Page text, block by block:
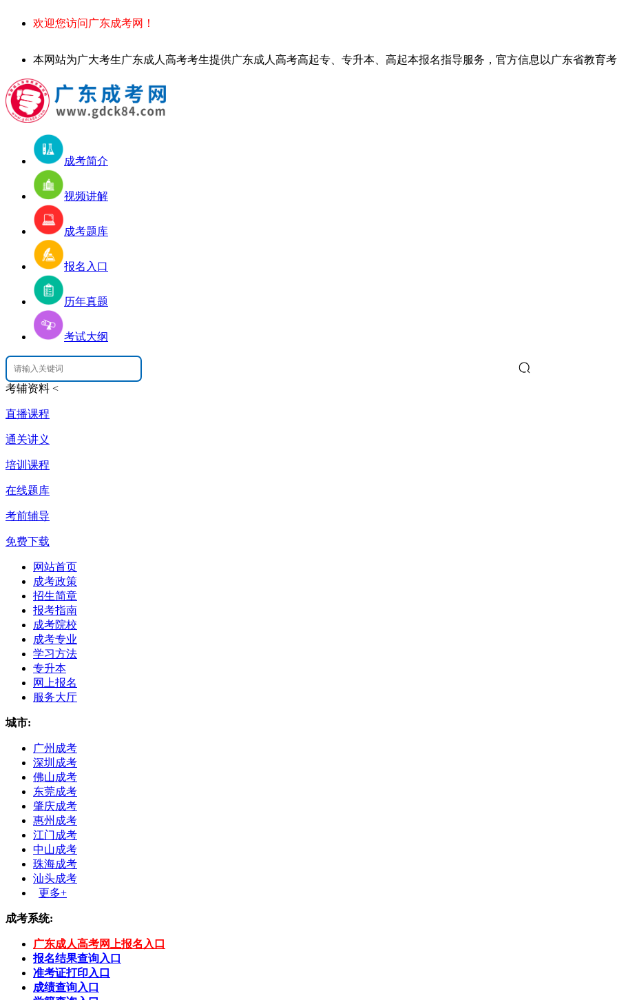
欢迎您访问广东成考网！
本网站为广大考生广东成人高考考生提供广东成人高考高起专、专升本、高起本报名指导服务，官方信息以广东省教育考
成考简介
视频讲解
成考题库
报名入口
历年真题
考试大纲
考辅资料 <
直播课程
通关讲义
培训课程
在线题库
考前辅导
免费下载
网站首页
成考政策
招生简章
报考指南
成考院校
成考专业
学习方法
专升本
网上报名
服务大厅
城市:
广州成考
深圳成考
佛山成考
东莞成考
肇庆成考
惠州成考
江门成考
中山成考
珠海成考
汕头成考
更多+
成考系统:
广东成人高考网上报名入口
报名结果查询入口
准考证打印入口
成绩查询入口